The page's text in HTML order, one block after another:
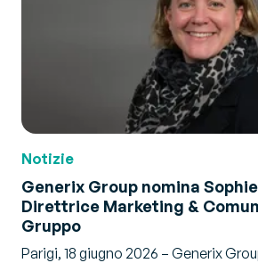
Notizie
Generix Group nomina
Direttrice Marketing &
Gruppo
Parigi, 18 giugno 2026 – Generix